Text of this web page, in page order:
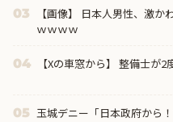
03
【画像】 日本人男性、激
ｗｗｗｗ
04 【Xの車窓から】 整備士が
05 玉城デニー「日本政府から